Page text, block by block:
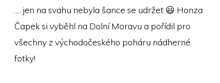
…..jen na svahu nebyla šance se udržet 😃 Honza
Čapek si vyběhl na Dolní Moravu a pořídil pro
všechny z východočeského poháru nádherné
fotky!